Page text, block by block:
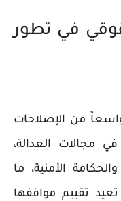
في تطور
من الإصلاحات
مجالات العدالة،
الأمنية، ما
تقييم مواقفها